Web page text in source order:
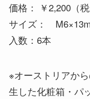
価格： ￥2,200（税
サイズ：
入数：6本
※オーストリアか
生した化粧箱・パ